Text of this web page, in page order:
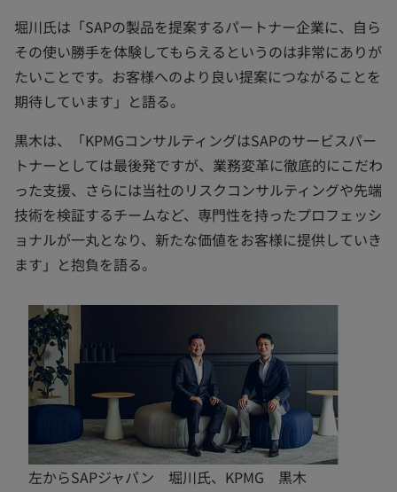
堀川氏は「SAPの製品を提案するパートナー企業に、自ら
その使い勝手を体験してもらえるというのは非常にありが
たいことです。お客様へのより良い提案につながることを
期待しています」と語る。
黒木は、「KPMGコンサルティングはSAPのサービスパー
トナーとしては最後発ですが、業務変革に徹底的にこだわ
った支援、さらには当社のリスクコンサルティングや先端
技術を検証するチームなど、専門性を持ったプロフェッシ
ョナルが一丸となり、新たな価値をお客様に提供していき
ます」と抱負を語る。
左からSAPジャパン 堀川氏、KPMG 黒木